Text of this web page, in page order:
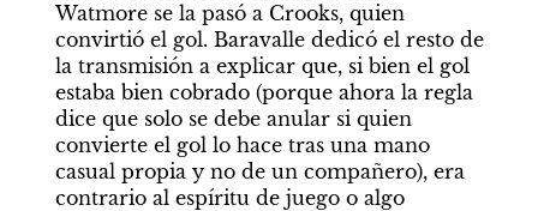
Watmore se la pasó a Crooks, quien
convirtió el gol. Baravalle dedicó el resto de
la transmisión a explicar que, si bien el gol
estaba bien cobrado (porque ahora la regla
dice que solo se debe anular si quien
convierte el gol lo hace tras una mano
casual propia y no de un compañero), era
contrario al espíritu de juego o algo